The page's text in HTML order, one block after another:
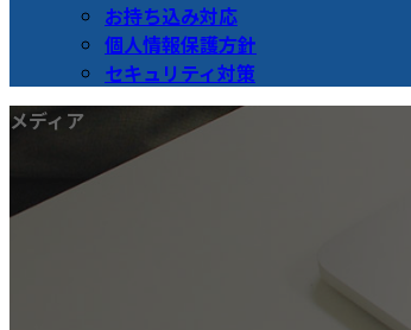
お持ち込み対応
個人情報保護方針
セキュリティ対策
メディア